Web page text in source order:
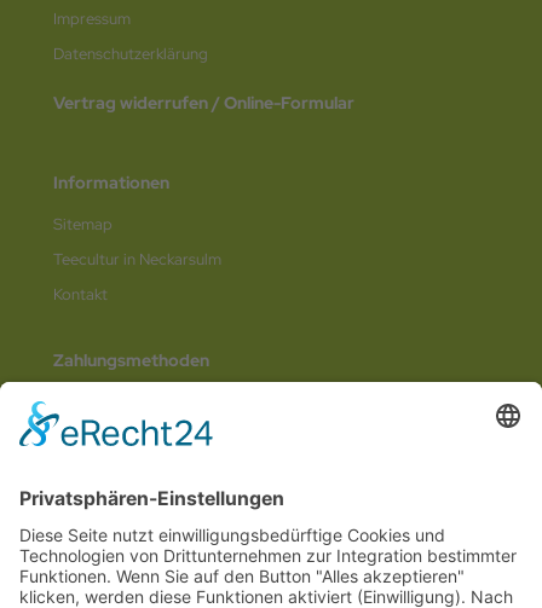
Impressum
Datenschutz­erklärung
Vertrag widerrufen / Online-Formular
Informationen
Sitemap
Teecultur in Neckarsulm
Kontakt
Zahlungsmethoden
Social Media